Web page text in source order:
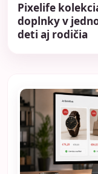
Pixelife
doplnky v
deti aj rodičia